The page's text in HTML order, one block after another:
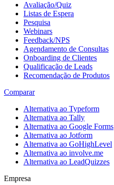
Avaliação/Quiz
Listas de Espera
Pesquisa
Webinars
Feedback/NPS
Agendamento de Consultas
Onboarding de Clientes
Qualificação de Leads
Recomendação de Produtos
Comparar
Alternativa ao Typeform
Alternativa ao Tally
Alternativa ao Google Forms
Alternativa ao Jotform
Alternativa ao GoHighLevel
Alternativa ao involve.me
Alternativa ao LeadQuizzes
Empresa